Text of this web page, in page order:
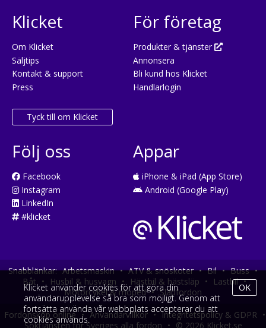
Klicket
Om Klicket
Säljtips
Kontakt & support
Press
Tyck till om Klicket
För företag
Produkter & tjänster
Annonsera
Bli kund hos Klicket
Handlarlogin
Följ oss
Facebook
Instagram
LinkedIn
#klicket
Appar
iPhone & iPad (App Store)
Android (Google Play)
Snabblänkar: Arbetsmaskin • ATV & snöskoter • Bil • Buss •
Båt • Husbil & husvagn • Hästbil & hästsläp • Lastbil •
Motorcykel & moped • Släpfordon
Fordonsköp online • Användarvillkor • Integritetspolicy & GDPR •
Söktjänsten för Sveriges alla fordon • © 2026 Klicket.se
Klicket använder cookies för att göra din
användarupplevelse så bra som möjligt. Genom att
fortsätta använda vår webbplats accepterar du att
cookies används.
OK